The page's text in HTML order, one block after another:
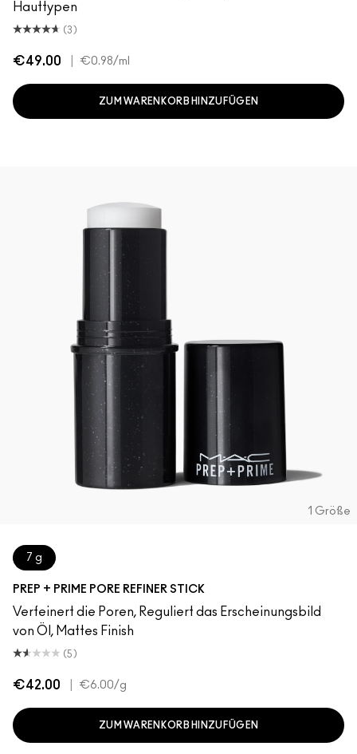
Hauttypen
(3)
€49.00 €0.98/ml
ZUM WARENKORB HINZUFÜGEN
1 Größe
7 g
PREP + PRIME PORE REFINER STICK
Verfeinert die Poren, Reguliert das Erscheinungsbild
von Öl, Mattes Finish
(5)
€42.00 €6.00/g
ZUM WARENKORB HINZUFÜGEN